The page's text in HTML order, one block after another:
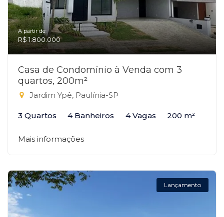
A partir de:
R$ 1.800.000
Casa de Condomínio à Venda com 3
quartos, 200m²
Jardim Ypê, Paulínia-SP
3 Quartos 4 Banheiros 4 Vagas 200 m²
Mais informações
Lançamento